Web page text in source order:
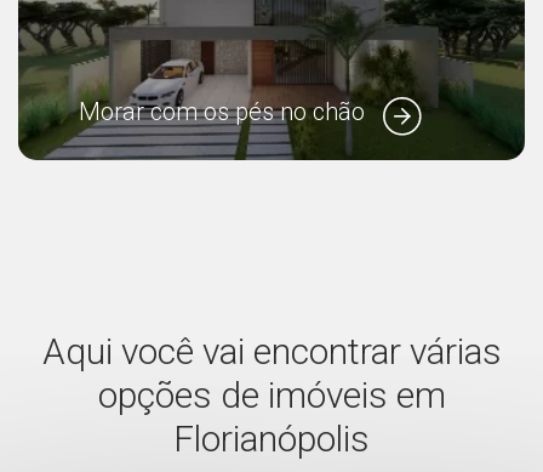
Morar com os pés no chão
Aqui você vai encontrar várias
opções de imóveis em
Florianópolis